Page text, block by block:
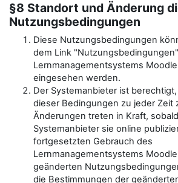
§8 Standort und Änderung
Nutzungsbedingungen
Diese Nutzungsbedingungen
dem Link
Lernmanagementsystems
eingesehen werden.
Der Systemanbieter ist
dieser Bedingungen zu jeder Zeit
Änderungen treten in Kraft,
Systemanbieter sie online
fortgesetzten Gebrauch des
Lernmanagementsystems
geänderten
die Bestimmungen der